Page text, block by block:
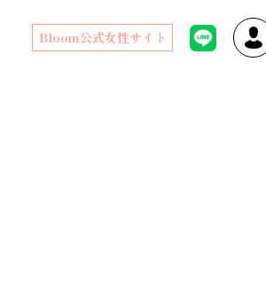
Bloom公式女性サイト